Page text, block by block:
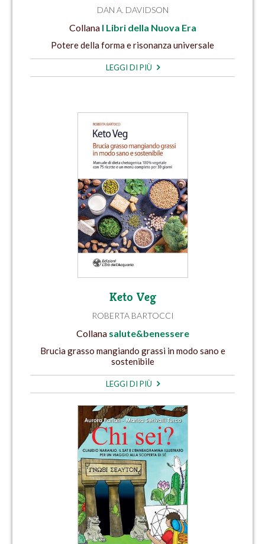
DAN A. DAVIDSON
Collana I Libri della Nuova Era
Potere della forma e risonanza universale
LEGGI DI PIÙ
Keto Veg
ROBERTA BARTOCCI
Collana salute&benessere
Brucia grasso mangiando grassi in modo sano e
sostenibile
LEGGI DI PIÙ